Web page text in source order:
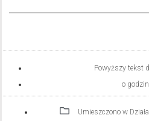
Powyższy tekst
o
Umieszczono w